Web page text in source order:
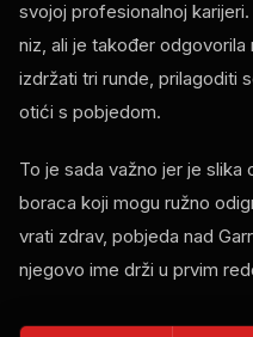
svojoj profesionalnoj
niz, ali je također
izdržati tri runde, prilagoditi
otići s pobjedom.
To je sada važno jer je slika
boraca koji mogu ružno
vrati zdrav, pobjeda nad
njegovo ime drži u prvim